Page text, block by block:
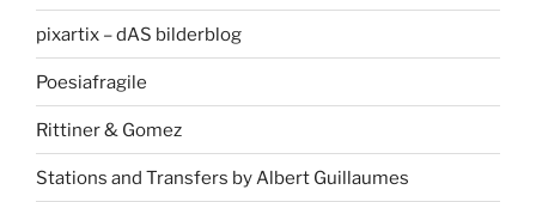
pixartix – dAS bilderblog
Poesiafragile
Rittiner & Gomez
Stations and Transfers by Albert Guillaumes